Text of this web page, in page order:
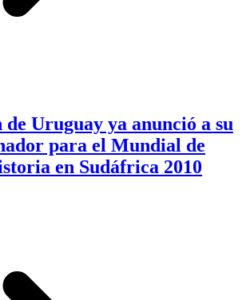
de Uruguay ya anunció a su
para el Mundial de
en Sudáfrica 2010